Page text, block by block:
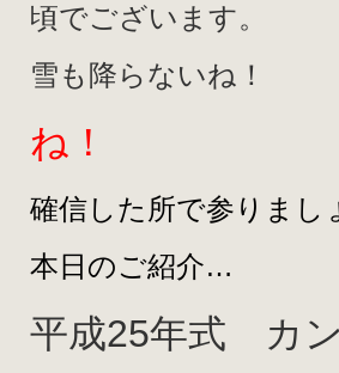
頃でございます。
雪も降らないね！
ね！
確信した所で参りまし
本日のご紹介…
平成25年式 カ